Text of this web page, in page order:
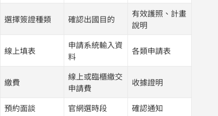
選擇簽證種類 確認出國目的
有效護照、計畫
說明
線上填表
申請系統輸入資
料
各類申請表
繳費
線上或臨櫃繳交
申請費
收據證明
預約面談 官網選時段 確認通知